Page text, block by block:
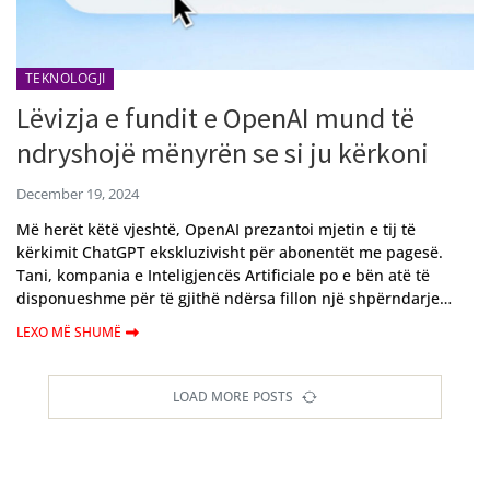
TEKNOLOGJI
Lëvizja e fundit e OpenAI mund të
ndryshojë mënyrën se si ju kërkoni
December 19, 2024
Më herët këtë vjeshtë, OpenAI prezantoi mjetin e tij të
kërkimit ChatGPT ekskluzivisht për abonentët me pagesë.
Tani, kompania e Inteligjencës Artificiale po e bën atë të
disponueshme për të gjithë ndërsa fillon një shpërndarje…
LEXO MË SHUMË
LOAD MORE POSTS